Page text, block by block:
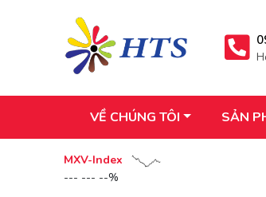
VỀ CHÚNG TÔI SẢN
MXV-Index
--- --- --%